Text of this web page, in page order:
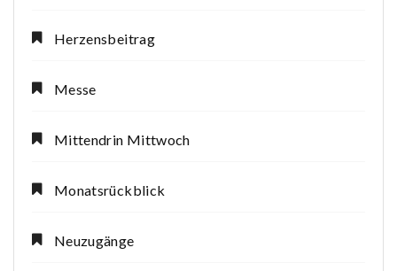
Herzensbeitrag
Messe
Mittendrin Mittwoch
Monatsrückblick
Neuzugänge